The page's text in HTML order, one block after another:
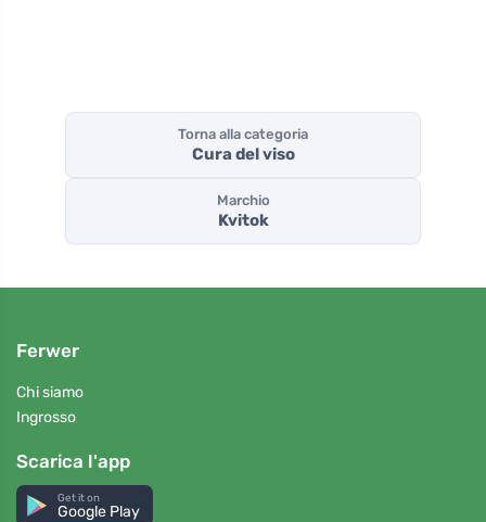
Torna alla categoria
Cura del viso
Marchio
Kvitok
Ferwer
Chi siamo
Ingrosso
Scarica l'app
Get it on
Google Play